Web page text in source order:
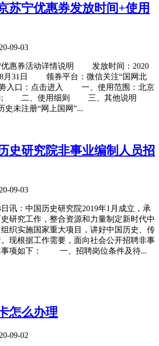
苏宁优惠券发放时间+使用
09-03
惠券活动详情说明 发放时间：2020
8月31日 领券平台：微信关注“国网北
口：点击进入 一、使用范围：北京
用; 二、使用细则 三、其他说明
史未注册“网上国网”...
史研究院非事业编制人员招
09-03
：中国历史研究院2019年1月成立，承
研究工作，整合资源和力量制定新时代中
织实施国家重大项目，讲好中国历史、传
现根据工作需要，面向社会公开招聘非事
事项如下： 一、招聘岗位条件及待...
怎么办理
09-02